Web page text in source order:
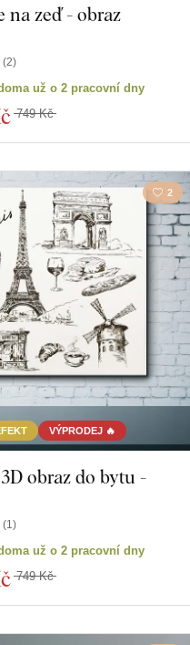
na zeď - obraz
(2)
už o 2 pracovní dny
749 Kč
VÝPRODEJ 🔥
2
obraz do bytu -
(1)
už o 2 pracovní dny
749 Kč